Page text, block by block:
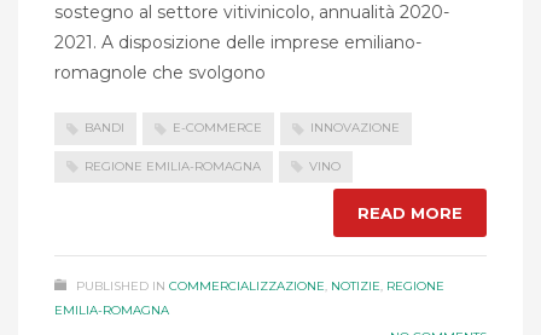
sostegno al settore vitivinicolo, annualità 2020-
2021. A disposizione delle imprese emiliano-
romagnole che svolgono
BANDI E-COMMERCE INNOVAZIONE
REGIONE EMILIA-ROMAGNA VINO
READ MORE
PUBLISHED IN COMMERCIALIZZAZIONE, NOTIZIE, REGIONE
EMILIA-ROMAGNA